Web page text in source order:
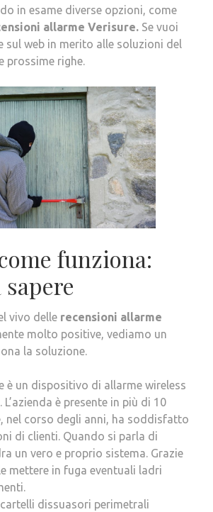
in esame diverse opzioni, come
allarme Verisure. Se vuoi
sul web in merito alle soluzioni del
prossime righe.
funziona:
sapere
vivo delle recensioni allarme
molto positive, vediamo un
la soluzione.
è un dispositivo di allarme wireless
è presente in più di 10
nel corso degli anni, ha soddisfatto
di clienti. Quando si parla di
un vero e proprio sistema. Grazie
mettere in fuga eventuali ladri
dissuasori perimetrali